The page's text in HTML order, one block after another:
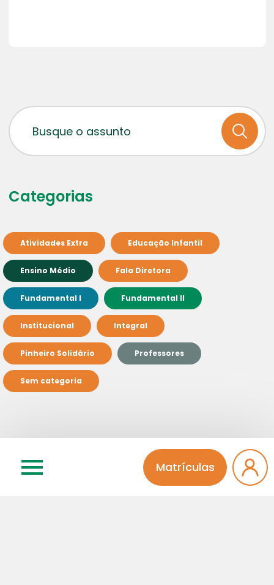
Matrículas
Categorias
Atividades Extra Educação Infantil
Ensino Médio Fala Diretora
Fundamental I Fundamental II
Institucional Integral
Pinheiro Solidário Professores
Sem categoria
Relacionados